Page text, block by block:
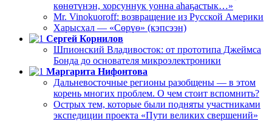
көнөтүнэн, хорсуннук уонна аһаҕастык…»
Mr. Vinokuoroff: возвращение из Русской Америки
Харысхал — «Сөрүө» (кэпсээн)
Сергей Корнилов
Шпионский Владивосток: от прототипа Джеймса
Бонда до основателя микроэлектроники
Маргарита Нифонтова
Дальневосточные регионы разобщены — в этом
корень многих проблем. О чем стоит вспомнить?
Острых тем, которые были подняты участниками
экспедиции проекта «Пути великих свершений»